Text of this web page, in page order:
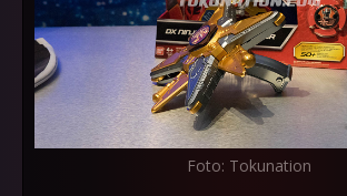
Foto: Tokunation